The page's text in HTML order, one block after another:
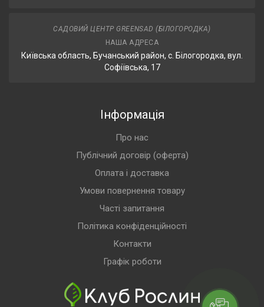
САДОВИЙ ЦЕНТР GREENSAD (БІЛОГОРОДКА)
НАША АДРЕСА
Київська область, Бучанський район, с. Білогородка, вул.
Софіївська, 17
Інформація
Про нас
Публічний договір (оферта)
Оплата і доставка
Умови повернення товару
Часті запитання
Політика конфіденційності
Контакти
Графік роботи